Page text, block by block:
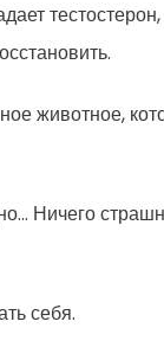
животное,
Ничего
себя.